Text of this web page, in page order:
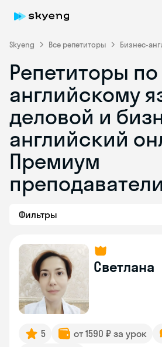
Skyeng Все репетиторы Бизнес-
Репетиторы по
английскому
деловой и
английский
Премиум
преподаватели
Фильтры
Светлана
5 от 1590 ₽ за урок
online